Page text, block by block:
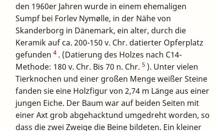
den 1960er Jahren wurde in einem ehemaligen
Sumpf bei Forlev Nymølle, in der Nähe von
Skanderborg in Dänemark, ein alter, durch die
Keramik auf ca. 200-150 v. Chr. datierter Opferplatz
gefunden 4 . (Datierung des Holzes nach C14-
Methode: 180 v. Chr. Bis 70 n. Chr. 5 ). Unter vielen
Tierknochen und einer großen Menge weißer Steine ​​
fanden sie eine Holzfigur von 2,74 m Länge aus einer
jungen Eiche. Der Baum war auf beiden Seiten mit
einer Axt grob abgehacktund umgedreht worden, so
dass die zwei Zweige die Beine bildeten. Ein kleiner